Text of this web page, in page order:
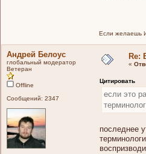
Если желаешь
Андрей Белоус
глобальный модератор
Ветеран
Offline
Сообщений: 2347
Re:
«
Цитировать
если это
последнее